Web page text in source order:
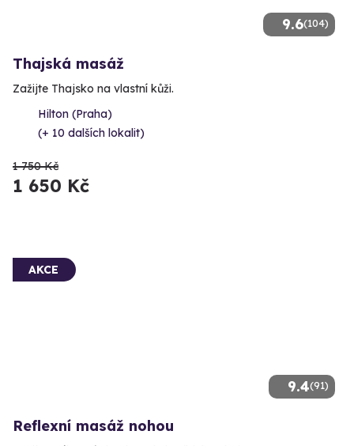
9.6(104)
Thajská masáž
Zažijte Thajsko na vlastní kůži.
Hilton (Praha)
(+ 10 dalších lokalit)
1 750 Kč
1 650 Kč
9.4(91)
AKCE
Reflexní masáž nohou